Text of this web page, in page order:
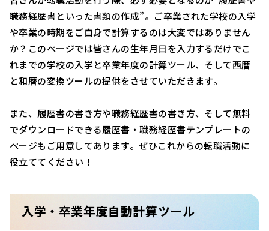
職務経歴書といった書類の作成”。ご卒業された学校の入学
や卒業の時期をご自身で計算するのは大変ではありません
か？このページでは皆さんの生年月日を入力するだけでこ
れまでの学校の入学と卒業年度の計算ツール、そして西暦
と和暦の変換ツールの提供をさせていただきます。
また、履歴書の書き方や職務経歴書の書き方、そして無料
でダウンロードできる履歴書・職務経歴書テンプレートの
ページもご用意してあります。ぜひこれからの転職活動に
役立ててください！
入学・卒業年度自動計算ツール